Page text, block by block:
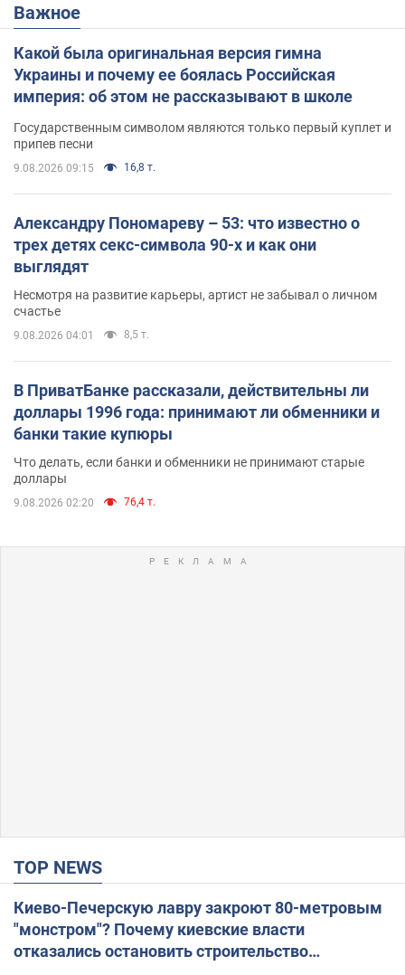
Важное
Какой была оригинальная версия гимна
Украины и почему ее боялась Российская
империя: об этом не рассказывают в школе
Государственным символом являются только первый куплет и
припев песни
9.08.2026 09:15 16,8 т.
Александру Пономареву – 53: что известно о
трех детях секс-символа 90-х и как они
выглядят
Несмотря на развитие карьеры, артист не забывал о личном
счастье
9.08.2026 04:01 8,5 т.
В ПриватБанке рассказали, действительны ли
доллары 1996 года: принимают ли обменники и
банки такие купюры
Что делать, если банки и обменники не принимают старые
доллары
9.08.2026 02:20 76,4 т.
TOP NEWS
Киево-Печерскую лавру закроют 80-метровым
"монстром"? Почему киевские власти
отказались остановить строительство